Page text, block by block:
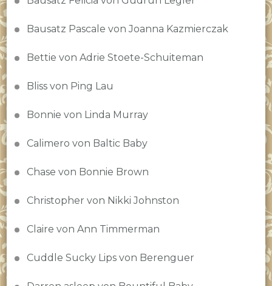
Bausatz Pascale von Joanna Kazmierczak
Bettie von Adrie Stoete-Schuiteman
Bliss von Ping Lau
Bonnie von Linda Murray
Calimero von Baltic Baby
Chase von Bonnie Brown
Christopher von Nikki Johnston
Claire von Ann Timmerman
Cuddle Sucky Lips von Berenguer